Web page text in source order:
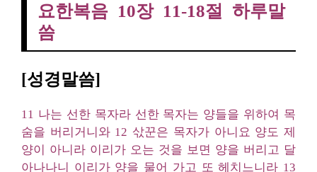
요한복음 10장 11-18절 하루말
씀
[성경말씀]
11 나는 선한 목자라 선한 목자는 양들을 위하여 목
숨을 버리거니와 12 삯꾼은 목자가 아니요 양도 제
양이 아니라 이리가 오는 것을 보면 양을 버리고 달
아나나니 이리가 양을 물어 가고 또 헤치느니라 13